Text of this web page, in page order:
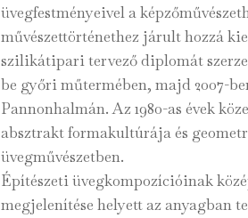
üvegfestményeivel a
művészettörténethez járult hozzá
szilikátipari tervező diplomát
be győri műtermében, majd 2007-
Pannonhalmán. Az 1980-as évek
absztrakt formakultúrája és
üvegművészetben.
Építészeti üvegkompozícióinak
megjelenítése helyett az anyagban